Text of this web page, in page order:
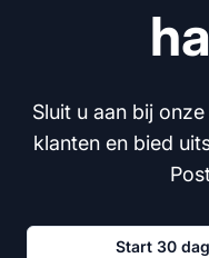
Sluit u aan bij
klanten en bied
Start 30